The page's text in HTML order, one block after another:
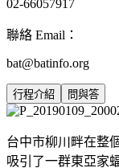
02-66057917
聯絡 Email：
bat@batinfo.org
行程介紹 問與答
台中市柳川畔在整
吸引了一群東亞家